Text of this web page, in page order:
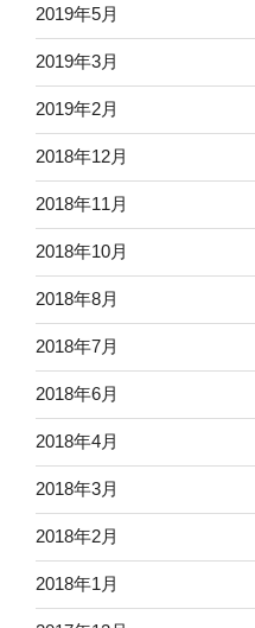
2019年5月
2019年3月
2019年2月
2018年12月
2018年11月
2018年10月
2018年8月
2018年7月
2018年6月
2018年4月
2018年3月
2018年2月
2018年1月